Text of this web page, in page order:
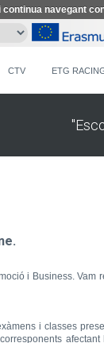
navegant
CTV ETG
i Business. Vam
i classes
afectant